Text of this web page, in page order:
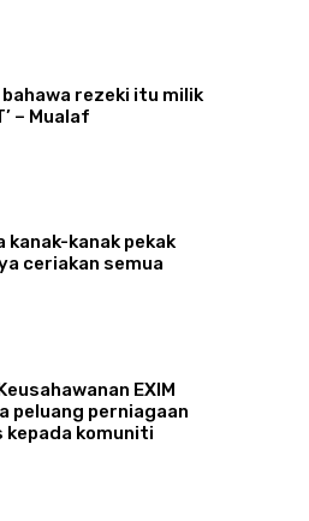
bahawa rezeki itu milik
– Mualaf
kanak-kanak pekak
ceriakan semua
EXIM
peluang perniagaan
kepada komuniti